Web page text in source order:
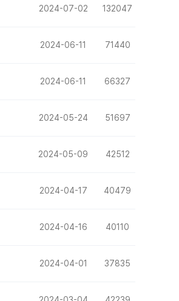
2024-07-02 132047
2024-06-11 71440
2024-06-11 66327
2024-05-24 51697
2024-05-09 42512
2024-04-17 40479
2024-04-16 40110
2024-04-01 37835